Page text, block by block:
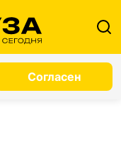
Согласен